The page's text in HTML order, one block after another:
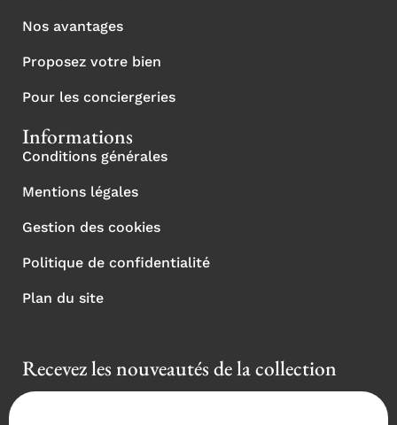
Nos avantages
Proposez votre bien
Pour les conciergeries
Informations
Conditions générales
Mentions légales
Gestion des cookies
Politique de confidentialité
Plan du site
Recevez les nouveautés de la collection